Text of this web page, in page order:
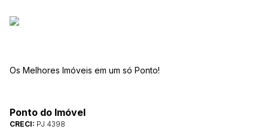
Os Melhores Imóveis em um só Ponto!
Ponto do Imóvel
CRECI: PJ 4398